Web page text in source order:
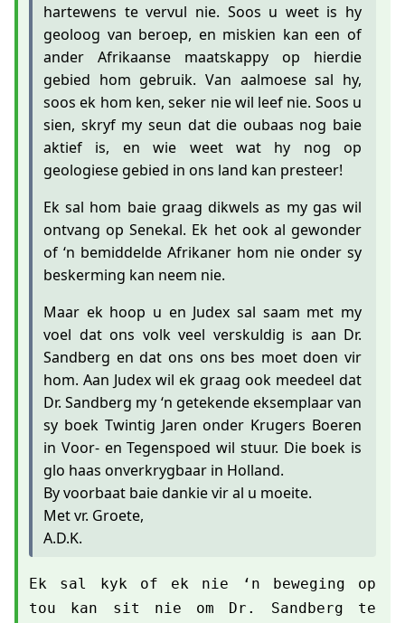
hartewens te vervul nie. Soos u weet is hy
geoloog van beroep, en miskien kan een of
ander Afrikaanse maatskappy op hierdie
gebied hom gebruik. Van aalmoese sal hy,
soos ek hom ken, seker nie wil leef nie. Soos u
sien, skryf my seun dat die oubaas nog baie
aktief is, en wie weet wat hy nog op
geologiese gebied in ons land kan presteer!
Ek sal hom baie graag dikwels as my gas wil
ontvang op Senekal. Ek het ook al gewonder
of ‘n bemiddelde Afrikaner hom nie onder sy
beskerming kan neem nie.
Maar ek hoop u en Judex sal saam met my
voel dat ons volk veel verskuldig is aan Dr.
Sandberg en dat ons ons bes moet doen vir
hom. Aan Judex wil ek graag ook meedeel dat
Dr. Sandberg my ‘n getekende eksemplaar van
sy boek Twintig Jaren onder Krugers Boeren
in Voor- en Tegenspoed wil stuur. Die boek is
glo haas onverkrygbaar in Holland.
By voorbaat baie dankie vir al u moeite.
Met vr. Groete,
A.D.K.
Ek sal kyk of ek nie ‘n beweging op
tou kan sit nie om Dr. Sandberg te